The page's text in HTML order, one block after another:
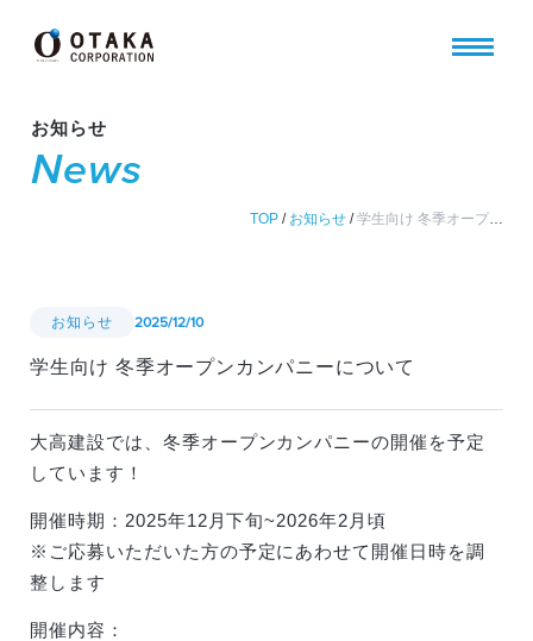
お知らせ
News
TOP / お知らせ /学生向け 冬季オープンカンパニーについて
お知らせ 2025/12/10
学生向け 冬季オープンカンパニーについて
大高建設では、冬季オープンカンパニーの開催を予定
しています！
開催時期：2025年12月下旬~2026年2月頃
※ご応募いただいた方の予定にあわせて開催日時を調
整します
開催内容：